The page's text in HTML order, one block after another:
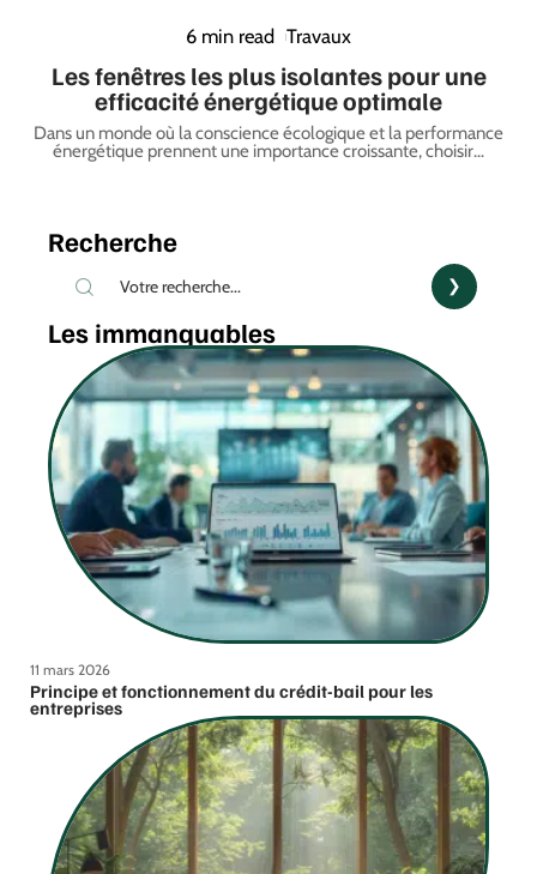
6 min read Travaux
Les fenêtres les plus isolantes pour une
efficacité énergétique optimale
Dans un monde où la conscience écologique et la performance
énergétique prennent une importance croissante, choisir…
Recherche
Les immanquables
11 mars 2026
Principe et fonctionnement du crédit-bail pour les
entreprises